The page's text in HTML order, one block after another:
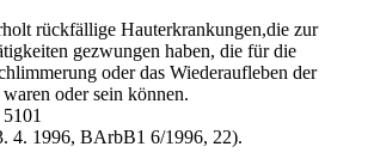
rückfällige Hauterkrankungen,die zur
gezwungen haben, die für die
oder das Wiederaufleben der
oder sein können.
4. 1996, BArbB1 6/1996, 22).